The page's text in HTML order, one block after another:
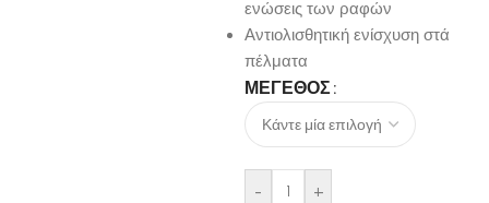
ενώσεις των ραφών
Αντιολισθητική ενίσχυση στά
πέλματα
ΜΈΓΕΘΟΣ
- +